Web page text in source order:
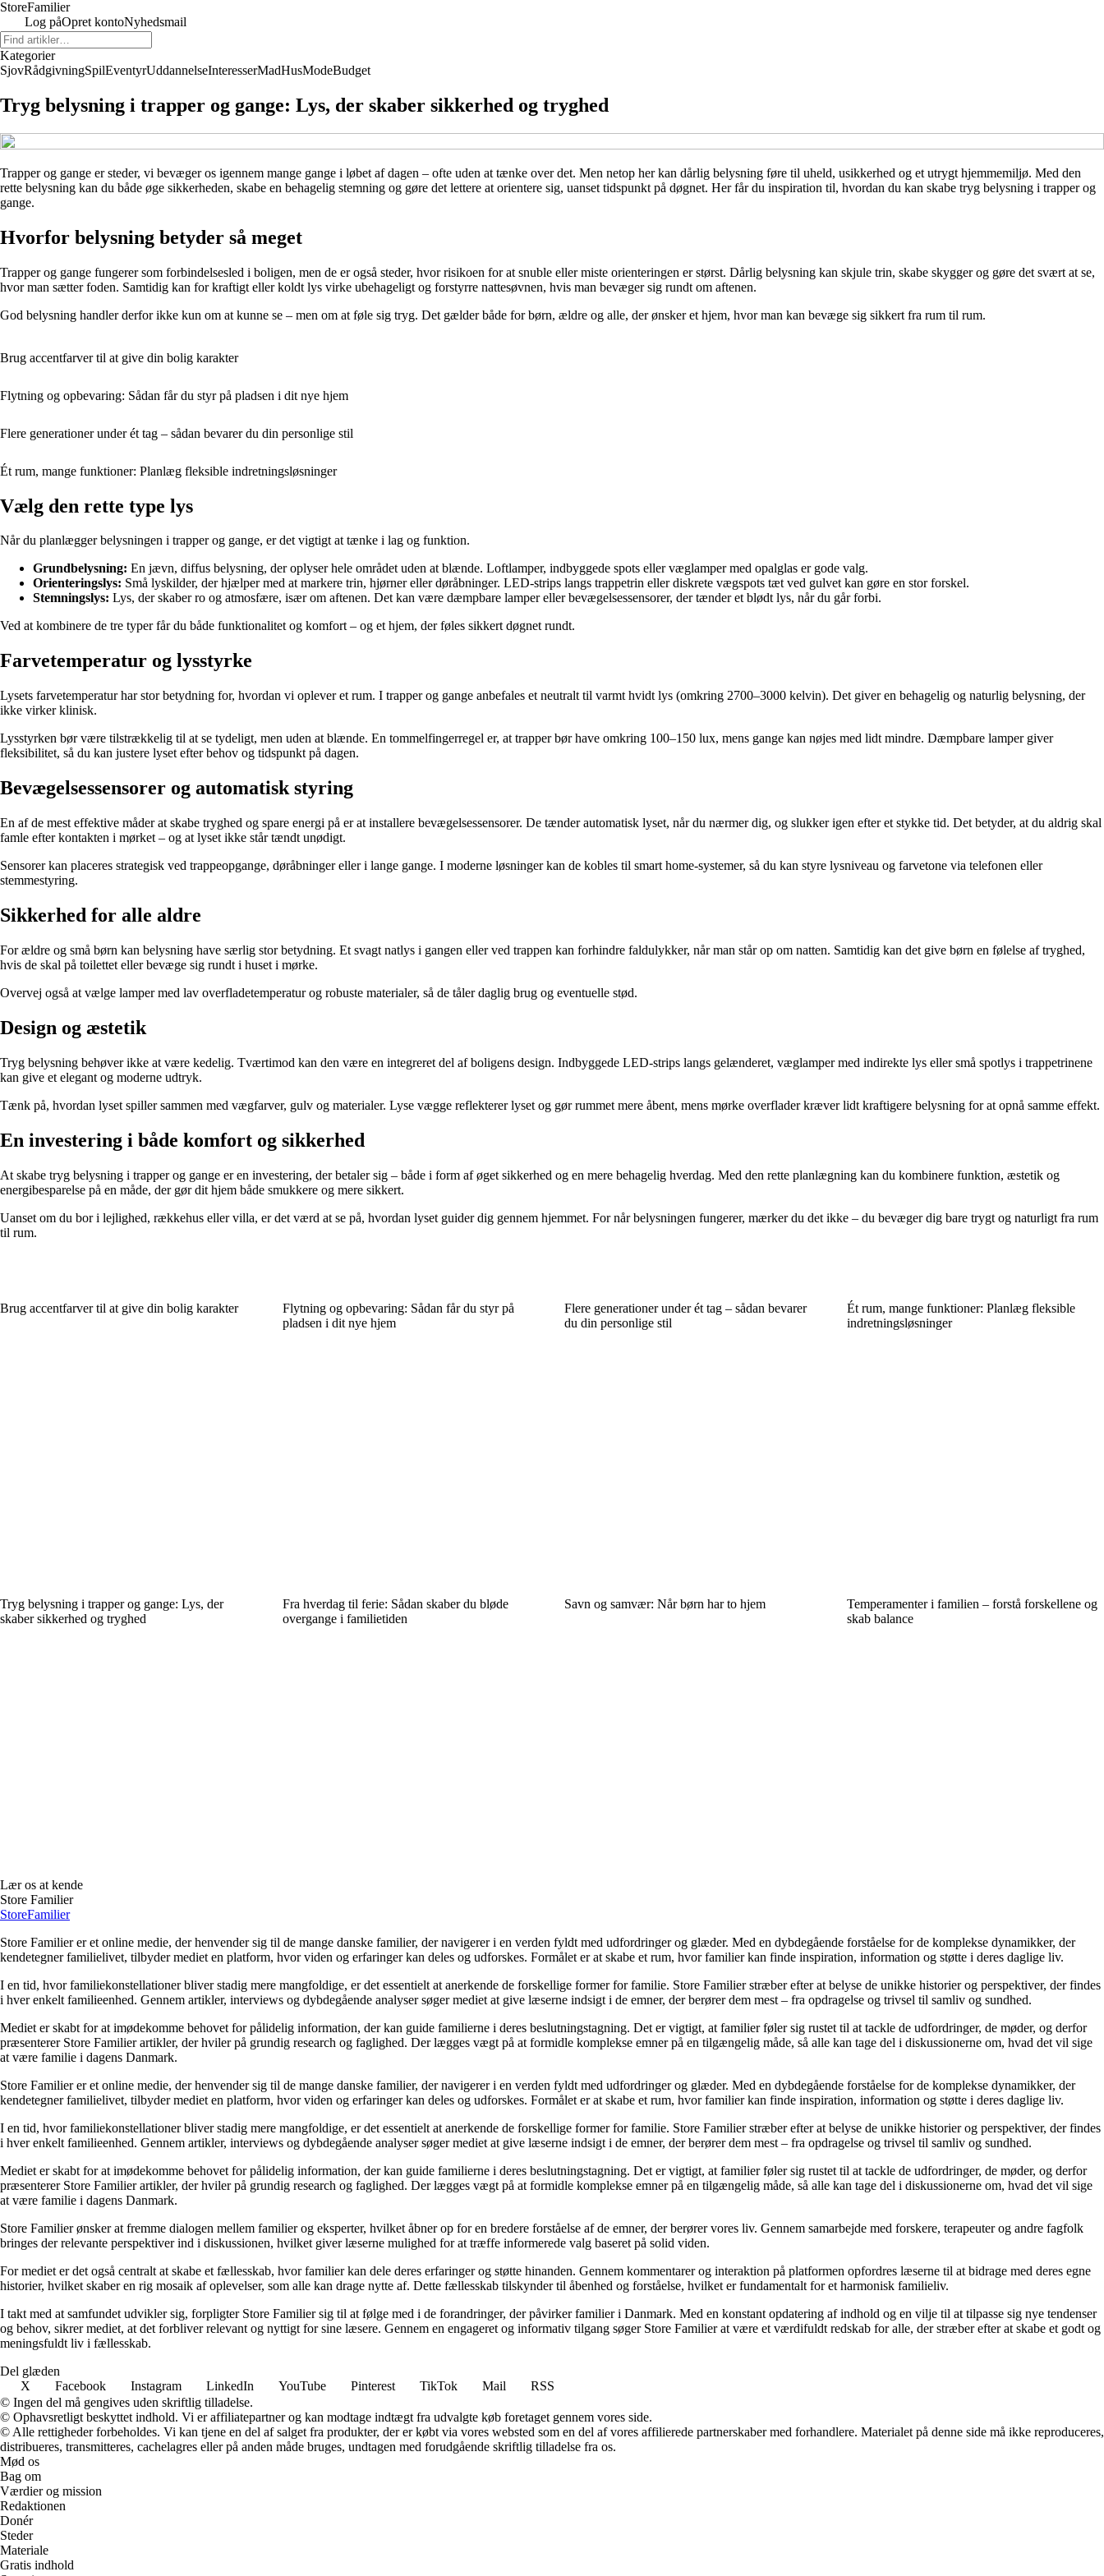
StoreFamilier
Log påOpret kontoNyhedsmail
Kategorier
SjovRådgivningSpilEventyrUddannelseInteresserMadHusModeBudget
Tryg belysning i trapper og gange: Lys, der skaber sikkerhed og tryghed
Trapper og gange er steder, vi bevæger os igennem mange gange i løbet af dagen – ofte uden at tænke over det. Men netop her kan dårlig belysning føre til uheld, usikkerhed og et utrygt hjemmemiljø. Med den
rette belysning kan du både øge sikkerheden, skabe en behagelig stemning og gøre det lettere at orientere sig, uanset tidspunkt på døgnet. Her får du inspiration til, hvordan du kan skabe tryg belysning i trapper og
gange.
Hvorfor belysning betyder så meget
Trapper og gange fungerer som forbindelsesled i boligen, men de er også steder, hvor risikoen for at snuble eller miste orienteringen er størst. Dårlig belysning kan skjule trin, skabe skygger og gøre det svært at se,
hvor man sætter foden. Samtidig kan for kraftigt eller koldt lys virke ubehageligt og forstyrre nattesøvnen, hvis man bevæger sig rundt om aftenen.
God belysning handler derfor ikke kun om at kunne se – men om at føle sig tryg. Det gælder både for børn, ældre og alle, der ønsker et hjem, hvor man kan bevæge sig sikkert fra rum til rum.
Brug accentfarver til at give din bolig karakter
Flytning og opbevaring: Sådan får du styr på pladsen i dit nye hjem
Flere generationer under ét tag – sådan bevarer du din personlige stil
Ét rum, mange funktioner: Planlæg fleksible indretningsløsninger
Vælg den rette type lys
Når du planlægger belysningen i trapper og gange, er det vigtigt at tænke i lag og funktion.
Grundbelysning: En jævn, diffus belysning, der oplyser hele området uden at blænde. Loftlamper, indbyggede spots eller væglamper med opalglas er gode valg.
Orienteringslys: Små lyskilder, der hjælper med at markere trin, hjørner eller døråbninger. LED-strips langs trappetrin eller diskrete vægspots tæt ved gulvet kan gøre en stor forskel.
Stemningslys: Lys, der skaber ro og atmosfære, især om aftenen. Det kan være dæmpbare lamper eller bevægelsessensorer, der tænder et blødt lys, når du går forbi.
Ved at kombinere de tre typer får du både funktionalitet og komfort – og et hjem, der føles sikkert døgnet rundt.
Farvetemperatur og lysstyrke
Lysets farvetemperatur har stor betydning for, hvordan vi oplever et rum. I trapper og gange anbefales et neutralt til varmt hvidt lys (omkring 2700–3000 kelvin). Det giver en behagelig og naturlig belysning, der
ikke virker klinisk.
Lysstyrken bør være tilstrækkelig til at se tydeligt, men uden at blænde. En tommelfingerregel er, at trapper bør have omkring 100–150 lux, mens gange kan nøjes med lidt mindre. Dæmpbare lamper giver
fleksibilitet, så du kan justere lyset efter behov og tidspunkt på dagen.
Bevægelsessensorer og automatisk styring
En af de mest effektive måder at skabe tryghed og spare energi på er at installere bevægelsessensorer. De tænder automatisk lyset, når du nærmer dig, og slukker igen efter et stykke tid. Det betyder, at du aldrig skal
famle efter kontakten i mørket – og at lyset ikke står tændt unødigt.
Sensorer kan placeres strategisk ved trappeopgange, døråbninger eller i lange gange. I moderne løsninger kan de kobles til smart home-systemer, så du kan styre lysniveau og farvetone via telefonen eller
stemmestyring.
Sikkerhed for alle aldre
For ældre og små børn kan belysning have særlig stor betydning. Et svagt natlys i gangen eller ved trappen kan forhindre faldulykker, når man står op om natten. Samtidig kan det give børn en følelse af tryghed,
hvis de skal på toilettet eller bevæge sig rundt i huset i mørke.
Overvej også at vælge lamper med lav overfladetemperatur og robuste materialer, så de tåler daglig brug og eventuelle stød.
Design og æstetik
Tryg belysning behøver ikke at være kedelig. Tværtimod kan den være en integreret del af boligens design. Indbyggede LED-strips langs gelænderet, væglamper med indirekte lys eller små spotlys i trappetrinene
kan give et elegant og moderne udtryk.
Tænk på, hvordan lyset spiller sammen med vægfarver, gulv og materialer. Lyse vægge reflekterer lyset og gør rummet mere åbent, mens mørke overflader kræver lidt kraftigere belysning for at opnå samme effekt.
En investering i både komfort og sikkerhed
At skabe tryg belysning i trapper og gange er en investering, der betaler sig – både i form af øget sikkerhed og en mere behagelig hverdag. Med den rette planlægning kan du kombinere funktion, æstetik og
energibesparelse på en måde, der gør dit hjem både smukkere og mere sikkert.
Uanset om du bor i lejlighed, rækkehus eller villa, er det værd at se på, hvordan lyset guider dig gennem hjemmet. For når belysningen fungerer, mærker du det ikke – du bevæger dig bare trygt og naturligt fra rum
til rum.
Brug accentfarver til at give din bolig karakter
Flytning og opbevaring: Sådan får du styr på
pladsen i dit nye hjem
Flere generationer under ét tag – sådan bevarer
du din personlige stil
Ét rum, mange funktioner: Planlæg fleksible
indretningsløsninger
Tryg belysning i trapper og gange: Lys, der
skaber sikkerhed og tryghed
Fra hverdag til ferie: Sådan skaber du bløde
overgange i familietiden
Savn og samvær: Når børn har to hjem
Temperamenter i familien – forstå forskellene og
skab balance
Lær os at kende
Store Familier
StoreFamilier
Store Familier er et online medie, der henvender sig til de mange danske familier, der navigerer i en verden fyldt med udfordringer og glæder. Med en dybdegående forståelse for de komplekse dynamikker, der
kendetegner familielivet, tilbyder mediet en platform, hvor viden og erfaringer kan deles og udforskes. Formålet er at skabe et rum, hvor familier kan finde inspiration, information og støtte i deres daglige liv.
I en tid, hvor familiekonstellationer bliver stadig mere mangfoldige, er det essentielt at anerkende de forskellige former for familie. Store Familier stræber efter at belyse de unikke historier og perspektiver, der findes
i hver enkelt familieenhed. Gennem artikler, interviews og dybdegående analyser søger mediet at give læserne indsigt i de emner, der berører dem mest – fra opdragelse og trivsel til samliv og sundhed.
Mediet er skabt for at imødekomme behovet for pålidelig information, der kan guide familierne i deres beslutningstagning. Det er vigtigt, at familier føler sig rustet til at tackle de udfordringer, de møder, og derfor
præsenterer Store Familier artikler, der hviler på grundig research og faglighed. Der lægges vægt på at formidle komplekse emner på en tilgængelig måde, så alle kan tage del i diskussionerne om, hvad det vil sige
at være familie i dagens Danmark.
Store Familier er et online medie, der henvender sig til de mange danske familier, der navigerer i en verden fyldt med udfordringer og glæder. Med en dybdegående forståelse for de komplekse dynamikker, der
kendetegner familielivet, tilbyder mediet en platform, hvor viden og erfaringer kan deles og udforskes. Formålet er at skabe et rum, hvor familier kan finde inspiration, information og støtte i deres daglige liv.
I en tid, hvor familiekonstellationer bliver stadig mere mangfoldige, er det essentielt at anerkende de forskellige former for familie. Store Familier stræber efter at belyse de unikke historier og perspektiver, der findes
i hver enkelt familieenhed. Gennem artikler, interviews og dybdegående analyser søger mediet at give læserne indsigt i de emner, der berører dem mest – fra opdragelse og trivsel til samliv og sundhed.
Mediet er skabt for at imødekomme behovet for pålidelig information, der kan guide familierne i deres beslutningstagning. Det er vigtigt, at familier føler sig rustet til at tackle de udfordringer, de møder, og derfor
præsenterer Store Familier artikler, der hviler på grundig research og faglighed. Der lægges vægt på at formidle komplekse emner på en tilgængelig måde, så alle kan tage del i diskussionerne om, hvad det vil sige
at være familie i dagens Danmark.
Store Familier ønsker at fremme dialogen mellem familier og eksperter, hvilket åbner op for en bredere forståelse af de emner, der berører vores liv. Gennem samarbejde med forskere, terapeuter og andre fagfolk
bringes der relevante perspektiver ind i diskussionen, hvilket giver læserne mulighed for at træffe informerede valg baseret på solid viden.
For mediet er det også centralt at skabe et fællesskab, hvor familier kan dele deres erfaringer og støtte hinanden. Gennem kommentarer og interaktion på platformen opfordres læserne til at bidrage med deres egne
historier, hvilket skaber en rig mosaik af oplevelser, som alle kan drage nytte af. Dette fællesskab tilskynder til åbenhed og forståelse, hvilket er fundamentalt for et harmonisk familieliv.
I takt med at samfundet udvikler sig, forpligter Store Familier sig til at følge med i de forandringer, der påvirker familier i Danmark. Med en konstant opdatering af indhold og en vilje til at tilpasse sig nye tendenser
og behov, sikrer mediet, at det forbliver relevant og nyttigt for sine læsere. Gennem en engageret og informativ tilgang søger Store Familier at være et værdifuldt redskab for alle, der stræber efter at skabe et godt og
meningsfuldt liv i fællesskab.
Del glæden
X
Facebook Instagram LinkedIn YouTube Pinterest TikTok Mail
RSS
© Ingen del må gengives uden skriftlig tilladelse.
© Ophavsretligt beskyttet indhold. Vi er affiliatepartner og kan modtage indtægt fra udvalgte køb foretaget gennem vores side.
© Alle rettigheder forbeholdes. Vi kan tjene en del af salget fra produkter, der er købt via vores websted som en del af vores affilierede partnerskaber med forhandlere. Materialet på denne side må ikke reproduceres,
distribueres, transmitteres, cachelagres eller på anden måde bruges, undtagen med forudgående skriftlig tilladelse fra os.
Mød os
Bag om
Værdier og mission
Redaktionen
Donér
Steder
Materiale
Gratis indhold